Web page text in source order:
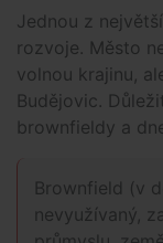
Jednou z
rozvoje. Město
volnou krajinu,
Budějovic.
brownfieldy a
Brownfield (v
nevyužívaný,